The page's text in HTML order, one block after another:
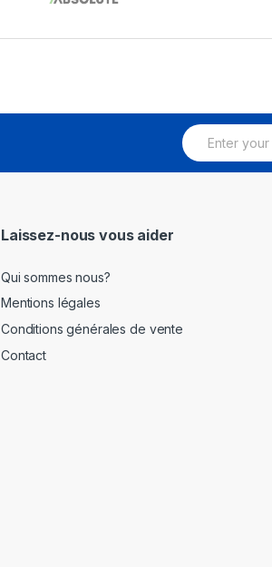
E
m
Laissez-nous vous aider
Qui sommes nous?
Mentions légales
Conditions générales de vente
Contact